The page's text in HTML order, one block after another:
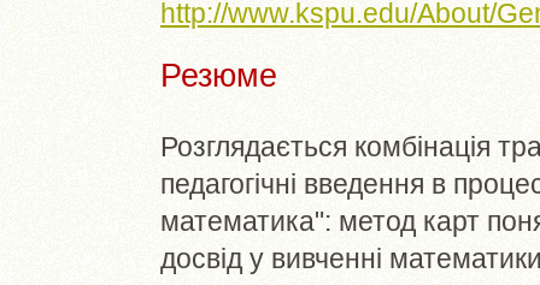
http://www.kspu.edu/About/
Резюме
Розглядається комбінація
педагогічні введення в
математика": метод карт
досвід у вивченні